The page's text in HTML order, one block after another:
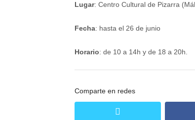
Lugar: Centro Cultural de Pizarra
Fecha: hasta el 26 de junio
Horario: de 10 a 14h y de 18 a 20h.
Comparte en redes